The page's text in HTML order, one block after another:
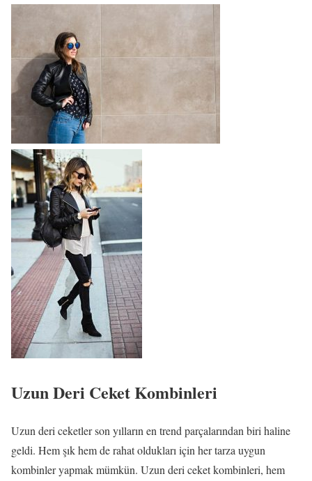
Uzun Deri Ceket Kombinleri
Uzun deri ceketler son yılların en trend parçalarından biri haline
geldi. Hem şık hem de rahat oldukları için her tarza uygun
kombinler yapmak mümkün. Uzun deri ceket kombinleri, hem